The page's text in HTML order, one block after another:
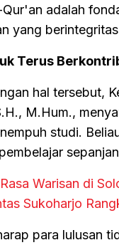
adalah
yang
Terus
hal tersebut,
M.Hum.,
studi.
Warisan di
Sukoharjo
para lulusan